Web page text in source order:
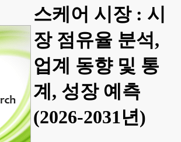
스케어 시장 : 시
장 점유율 분석,
업계 동향 및 통
계, 성장 예측
(2026-2031년)